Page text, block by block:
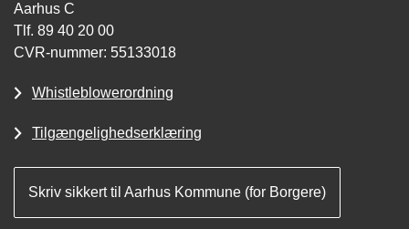
Aarhus C
Tlf. 89 40 20 00
CVR-nummer: 55133018
Whistleblowerordning
Tilgængelighedserklæring
Skriv sikkert til Aarhus Kommune (for Borgere)